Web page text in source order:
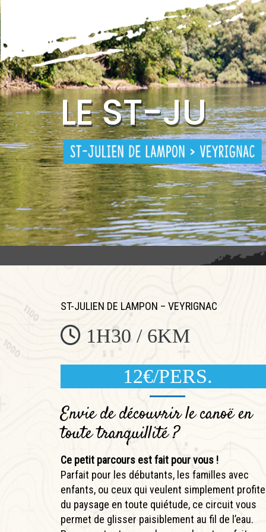
LEST-JU
ST-JULIEN DE LAMPON – VEYRIGNAC
1H30 / 6KM
12€/PERS.
Envie de découvrir le canoë en
toute tranquillité ?
Ce petit parcours est fait pour vous !
Parfait pour les débutants, les familles avec
enfants, ou ceux qui veulent simplement
du paysage en toute quiétude, ce circuit vous
permet de glisser paisiblement au fil de l’eau.